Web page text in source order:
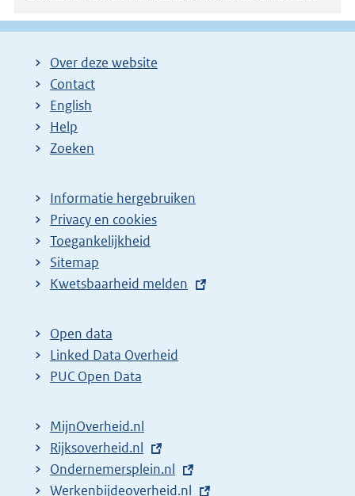
Over deze website
Contact
English
Help
Zoeken
Informatie hergebruiken
Privacy en cookies
Toegankelijkheid
Sitemap
E
t
e
r
l
i
n
Kwetsbaarheid melden
Open data
Linked Data Overheid
PUC Open Data
MijnOverheid.nl
E
x
t
Rijksoverheid.nl
E
x
Ondernemersplein.nl
E
Werkenbijdeoverheid.nl